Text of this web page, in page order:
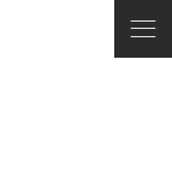
menu